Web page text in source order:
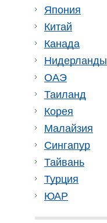
Япония
Китай
Канада
Нидерланды
ОАЭ
Таиланд
Корея
Малайзия
Сингапур
Тайвань
Турция
ЮАР